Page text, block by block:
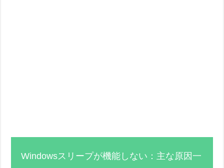
Windowsスリープが機能しない：主な原因一